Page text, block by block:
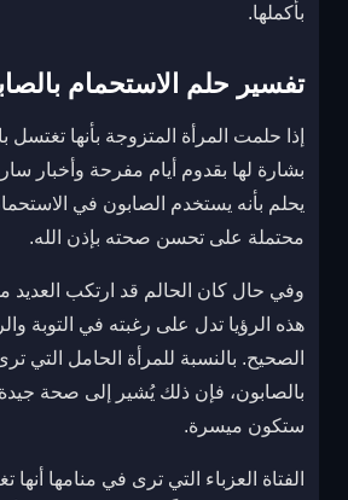
بأكملها.
تفسير حلم الاستحمام
إذا حلمت المرأة المتزوجة بأنها تغتسل
بشارة لها بقدوم أيام مفرحة وأخبار
يحلم بأنه يستخدم الصابون في
محتملة على تحسن صحته بإذن الله.
وفي حال كان الحالم قد ارتكب العديد
هذه الرؤيا تدل على رغبته في التوبة
الصحيح. بالنسبة للمرأة الحامل التي
بالصابون، فإن ذلك يُشير إلى صحة جيدة
ستكون ميسرة.
الفتاة العزباء التي ترى في منامها